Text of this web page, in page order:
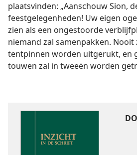
plaatsvinden: „Aanschouw Sion,
feestgelegenheden! Uw eigen
zien als een ongestoorde
niemand zal samenpakken. Nooit
tentpinnen worden uitgerukt, en
touwen zal in tweeën worden